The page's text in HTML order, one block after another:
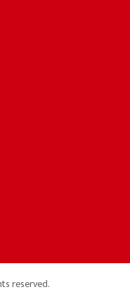
reserved.